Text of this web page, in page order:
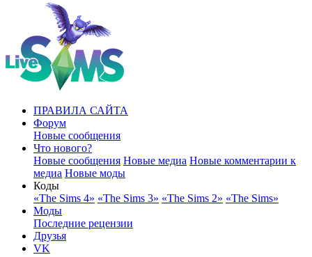
ПРАВИЛА САЙТА
Форум
Новые сообщения
Что нового?
Новые сообщения Новые медиа Новые комментарии к
медиа Новые моды
Коды
«The Sims 4» «The Sims 3» «The Sims 2» «The Sims»
Моды
Последние рецензии
Друзья
VK